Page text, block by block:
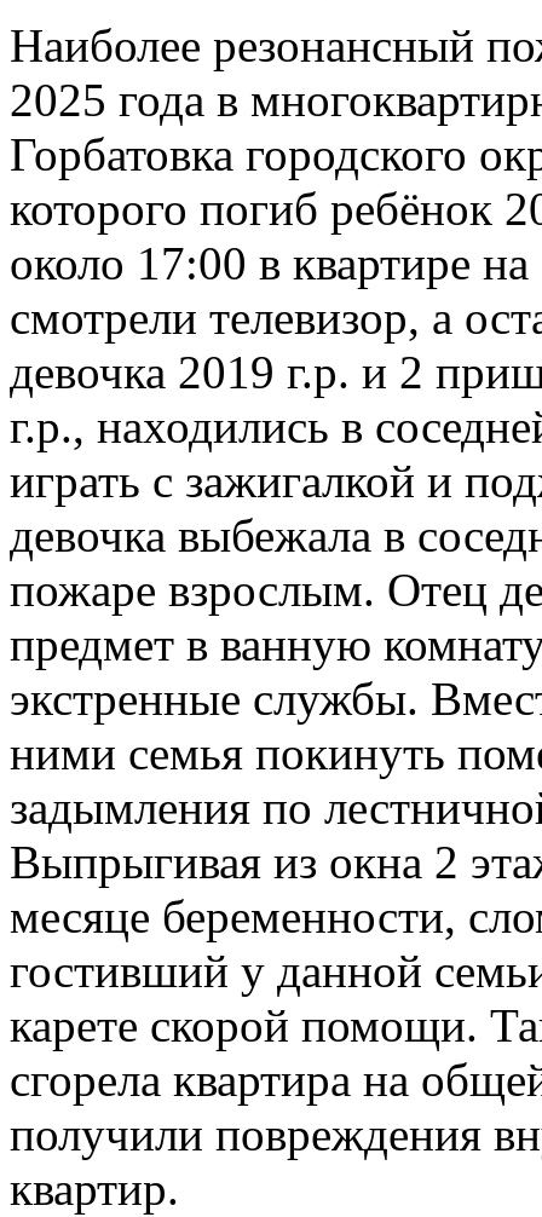
Наиболее резонансный
2025 года в
Горбатовка городского
которого погиб ребёнок
около 17:00 в квартире
смотрели телевизор, а
девочка 2019 г.р. и 2
г.р., находились в
играть с зажигалкой и
девочка выбежала в
пожаре взрослым. Отец
предмет в ванную
экстренные службы.
ними семья покинуть
задымления по
Выпрыгивая из окна 2
месяце беременности,
гостивший у данной
карете скорой помощи.
сгорела квартира на
получили повреждения
квартир.